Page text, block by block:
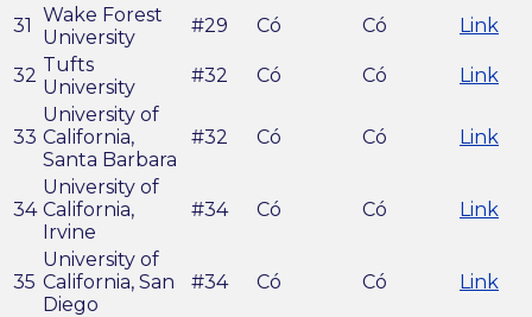
31 Wake Forest
University
#29 Có Có Link
32 Tufts
University
#32 Có Có Link
33
University of
California,
Santa Barbara
#32 Có Có Link
34
University of
California,
Irvine
#34 Có Có Link
35
University of
California, San
Diego
#34 Có Có Link